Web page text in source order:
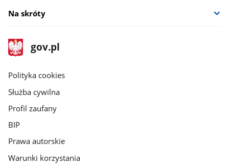
Na skróty
stopka
gov.pl
Strona
gov.pl
gov.pl
Polityka cookies
Służba cywilna
Profil zaufany
BIP
Prawa autorskie
Warunki korzystania